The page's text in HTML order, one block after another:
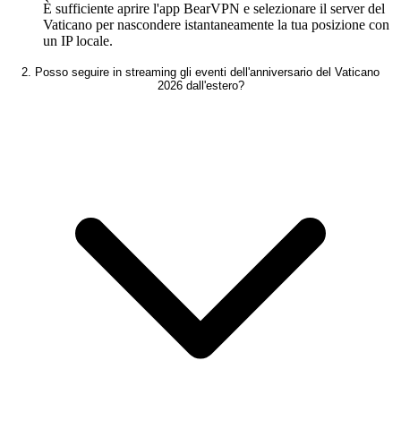
È sufficiente aprire l'app BearVPN e selezionare il server del
Vaticano per nascondere istantaneamente la tua posizione con
un IP locale.
2. Posso seguire in streaming gli eventi dell'anniversario del Vaticano
2026 dall'estero?